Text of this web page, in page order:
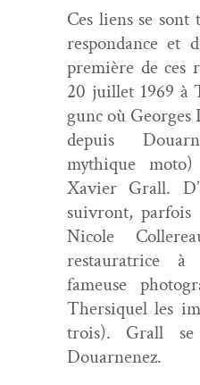
Ces liens se
re­spon­dance et
pre­mière de ces
20 juil­let 1969
gunc où Georges
depuis
mythique
Xavier Grall.
suiv­ront, par­fois
Nicole
restau­ra­trice à
fameuse
Ther­siquel les
trois). Grall
Douarnenez.